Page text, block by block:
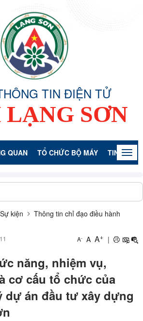
TIN ĐIỆN TỬ
SƠN
QUAN TỔ CHỨC BỘ MÁY TIN TỨC -
kiện Thông tin chỉ đạo điều hành
A- A A+ |
năng, nhiệm vụ,
cơ cấu tổ chức của
dự án đầu tư xây dựng